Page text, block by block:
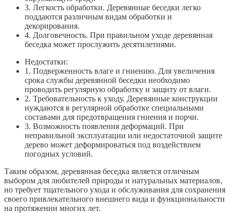
3. Легкость обработки. Деревянные беседки легко
поддаются различным видам обработки и
декорирования.
4. Долговечность. При правильном уходе деревянная
беседка может прослужить десятилетиями.
Недостатки:
1. Подверженность влаге и гниению. Для увеличения
срока службы деревянной беседки необходимо
проводить регулярную обработку и защиту от влаги.
2. Требовательность к уходу. Деревянные конструкции
нуждаются в регулярной обработке специальными
составами для предотвращения гниения и порчи.
3. Возможность появления деформаций. При
неправильной эксплуатации или недостаточной защите
дерево может деформироваться под воздействием
погодных условий.
Таким образом, деревянная беседка является отличным
выбором для любителей природы и натуральных материалов,
но требует тщательного ухода и обслуживания для сохранения
своего привлекательного внешнего вида и функциональности
на протяжении многих лет.